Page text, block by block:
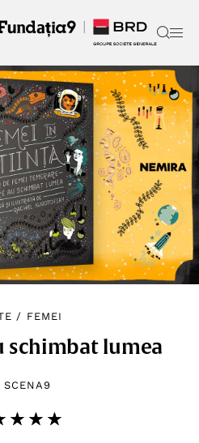
/ FEMEI
schimbat lumea
SCENA9